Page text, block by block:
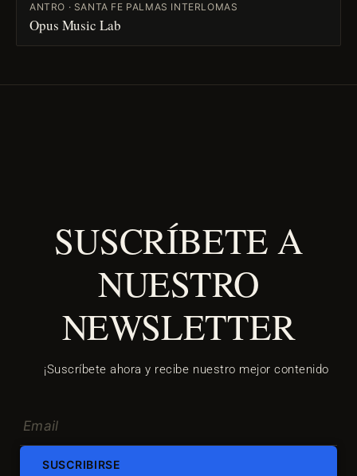
ANTRO · SANTA FE PALMAS INTERLOMAS
Opus Music Lab
SUSCRÍBETE A
NUESTRO
NEWSLETTER
¡Suscríbete ahora y recibe nuestro mejor contenido
SUSCRIBIRSE